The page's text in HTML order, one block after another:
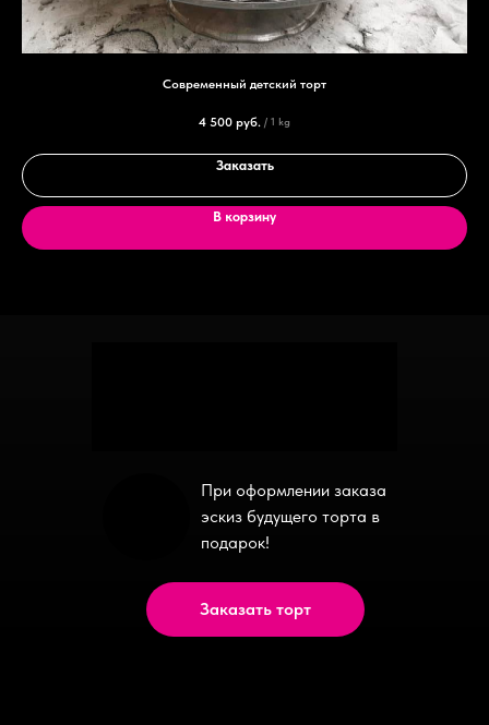
Современный детский торт
4 500 руб. / 1 kg
Заказать
В корзину
При оформлении заказа
эскиз будущего торта в
подарок!
Заказать торт